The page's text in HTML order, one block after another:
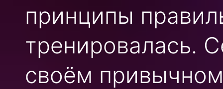
принципы
тренировалась.
своём